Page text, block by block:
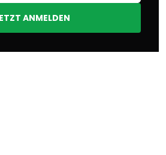
ANMELDEN